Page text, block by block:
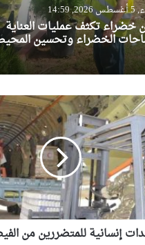
14:59
خضراء تكثف عمليات العناية
الخضراء وتحسين
إنسانية للمتضررين من